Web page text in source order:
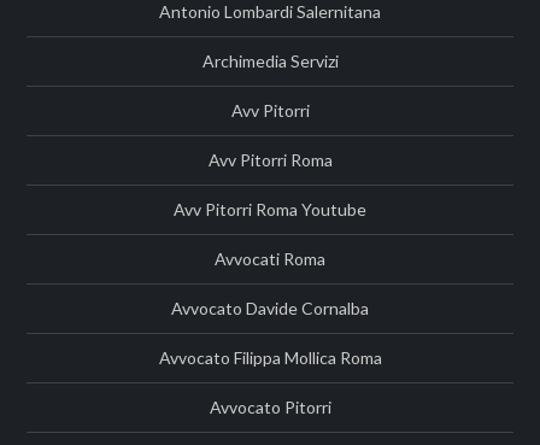
Antonio Lombardi Salernitana
Archimedia Servizi
Avv Pitorri
Avv Pitorri Roma
Avv Pitorri Roma Youtube
Avvocati Roma
Avvocato Davide Cornalba
Avvocato Filippa Mollica Roma
Avvocato Pitorri